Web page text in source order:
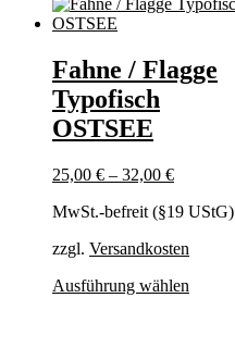
Fahne / Flagge
Typofisch
OSTSEE
25,00 € – 32,00 €
MwSt.-befreit (§19 UStG)
zzgl. Versandkosten
Ausführung wählen